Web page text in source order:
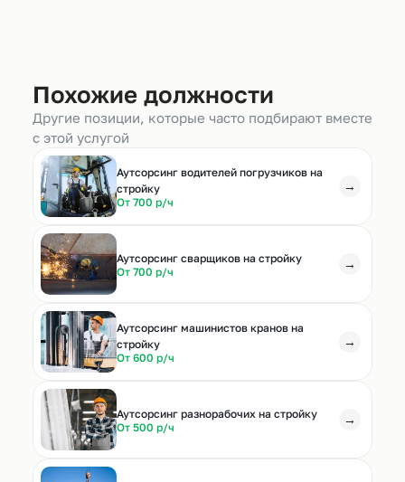
Похожие должности
Другие позиции, которые часто подбирают вместе
с этой услугой
Аутсорсинг водителей погрузчиков на
стройку
От 700 р/ч
→
Аутсорсинг сварщиков на стройку
От 700 р/ч
→
Аутсорсинг машинистов кранов на
стройку
От 600 р/ч
→
Аутсорсинг разнорабочих на стройку
От 500 р/ч
→